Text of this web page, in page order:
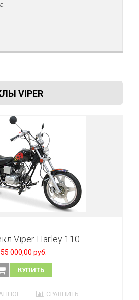
VIPER
Viper Harley 110
55 000,00 руб.
КУПИТЬ
СРАВНИТЬ